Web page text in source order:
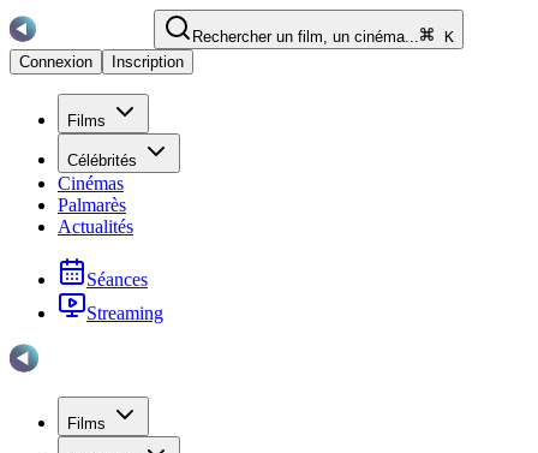
Rechercher un film, un cinéma...
K
Connexion
Inscription
Films
Célébrités
Cinémas
Palmarès
Actualités
Séances
Streaming
Films